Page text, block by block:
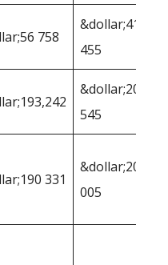
758
&dollar;41
455
&dollar;208
545
331
&dollar;205
005